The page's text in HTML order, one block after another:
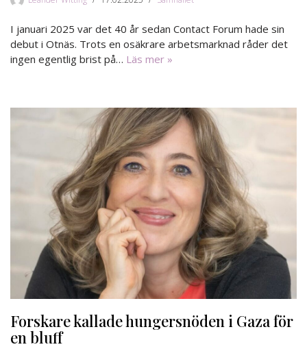
I januari 2025 var det 40 år sedan Contact Forum hade sin
debut i Otnäs. Trots en osäkrare arbetsmarknad råder det
ingen egentlig brist på… Läs mer »
Forskare kallade hungersnöden i Gaza för
en bluff